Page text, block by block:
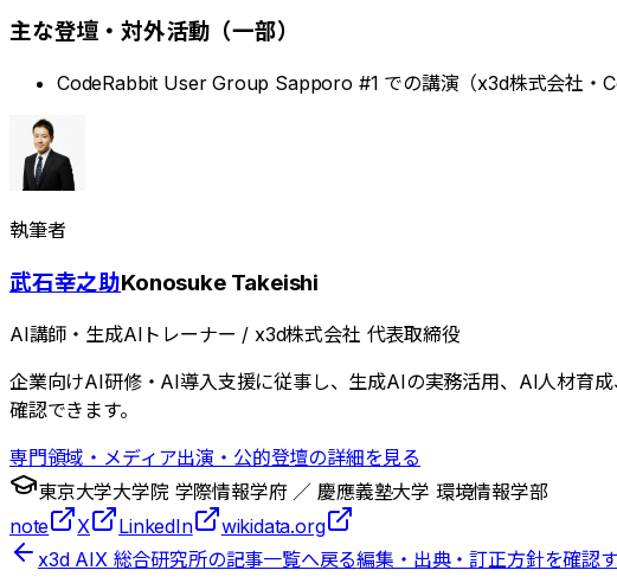
主な登壇・対外活動（一部）
CodeRabbit User Group Sapporo #1 での講演（x3d株式会社・
執筆者
武石幸之助Konosuke Takeishi
AI講師・生成AIトレーナー / x3d株式会社 代表取締役
企業向けAI研修・AI導入支援に従事し、生成AIの実務活用、AI人材育
確認できます。
専門領域・メディア出演・公的登壇の詳細を見る
東京大学大学院 学際情報学府 ／慶應義塾大学 環境情報学部
note
X LinkedIn
wikidata.org
x3d AIX 総合研究所の記事一覧へ戻る編集・出典・訂正方針を確認